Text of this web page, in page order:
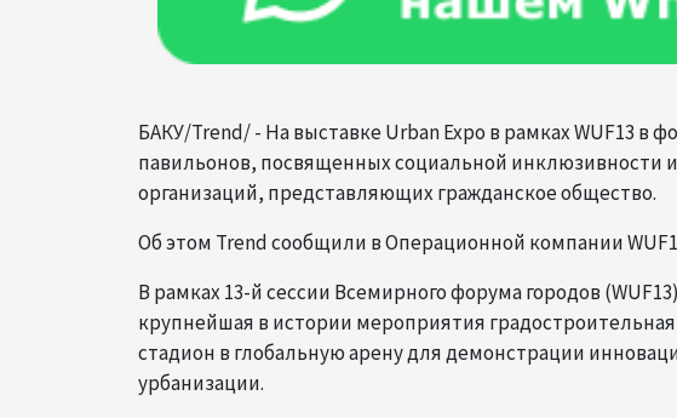
БАКУ/Trend/ - На выставке Urban Expo в рамках WUF13 в
павильонов, посвященных социальной инклюзивности
организаций, представляющих гражданское общество.
Об этом Trend сообщили в Операционной компании
В рамках 13-й сессии Всемирного форума городов
крупнейшая в истории мероприятия
стадион в глобальную арену для демонстрации
урбанизации.